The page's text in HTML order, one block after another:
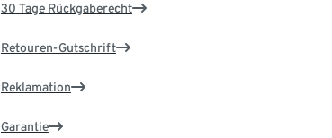
30 Tage Rückgaberecht
Retouren-Gutschrift
Reklamation
Garantie